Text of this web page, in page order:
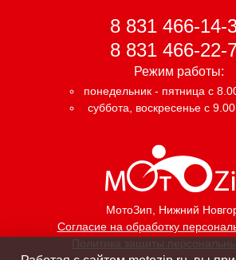
МотоЗип, Нижний
Согласие на обработку
Политика защиты
8 831 466-14-
8 831 466-22-
Режим работы:
понедельник - пятница с
суббота, воскресенье с